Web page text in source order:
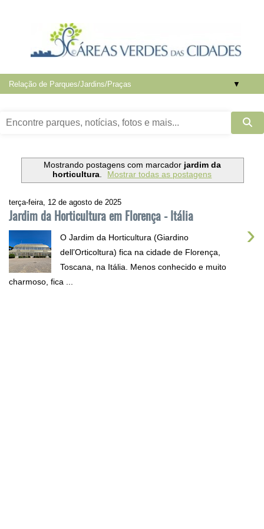
▼
Mostrando postagens com marcador jardim da
horticultura. Mostrar todas as postagens
terça-feira, 12 de agosto de 2025
Jardim da Horticultura em Florença - Itália
›
O Jardim da Horticultura (Giardino
dell’Orticoltura) fica na cidade de Florença,
Toscana, na Itália. Menos conhecido e muito
charmoso, fica ...